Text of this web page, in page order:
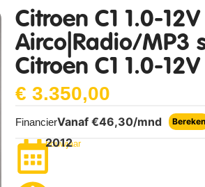
Citroen C1 1.0-
Airco|Radio/MP3
Citroen C1 1.0-
€ 3.350,00
FinancierVanaf €46,30/mnd Bereken
bouwjaar
2012